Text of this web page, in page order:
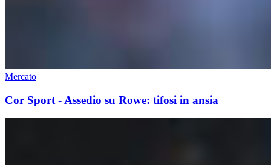
Mercato
Cor Sport - Assedio su Rowe: tifosi in ansia